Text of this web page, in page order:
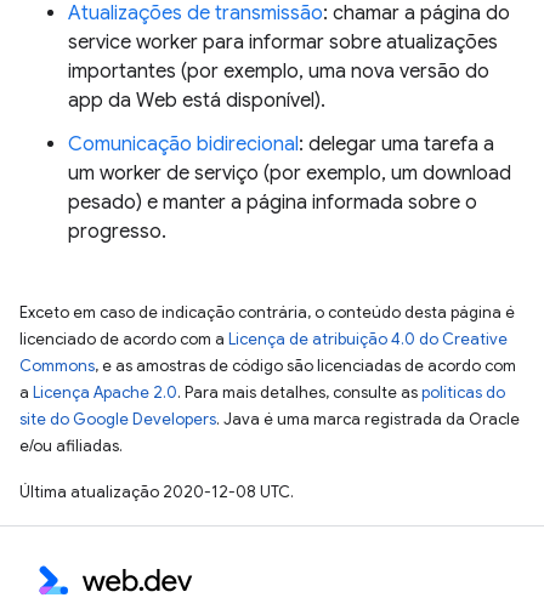
Atualizações de transmissão: chamar a página do
service worker para informar sobre atualizações
importantes (por exemplo, uma nova versão do
app da Web está disponível).
Comunicação bidirecional: delegar uma tarefa a
um worker de serviço (por exemplo, um download
pesado) e manter a página informada sobre o
progresso.
Exceto em caso de indicação contrária, o conteúdo desta página é
licenciado de acordo com a Licença de atribuição 4.0 do Creative
Commons, e as amostras de código são licenciadas de acordo com
a Licença Apache 2.0. Para mais detalhes, consulte aspolíticas do
site do Google Developers. Java é uma marca registrada da Oracle
e/ou afiliadas.
Última atualização 2020-12-08 UTC.